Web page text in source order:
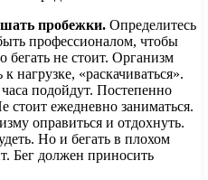
пробежки. Определитесь
профессионалом, чтобы
бегать не стоит. Организм
нагрузке, «раскачиваться».
подойдут. Постепенно
стоит ежедневно заниматься.
оправиться и отдохнуть.
Но и бегать в плохом
Бег должен приносить